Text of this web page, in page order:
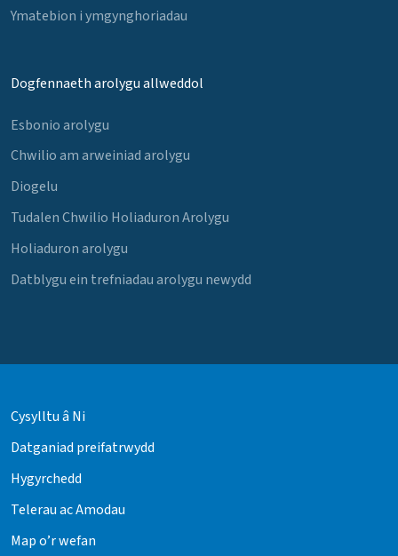
Ymatebion i ymgynghoriadau
Dogfennaeth arolygu allweddol
Esbonio arolygu
Chwilio am arweiniad arolygu
Diogelu
Tudalen Chwilio Holiaduron Arolygu
Holiaduron arolygu
Datblygu ein trefniadau arolygu newydd
Cysylltu â Ni
Datganiad preifatrwydd
Hygyrchedd
Telerau ac Amodau
Map o’r wefan